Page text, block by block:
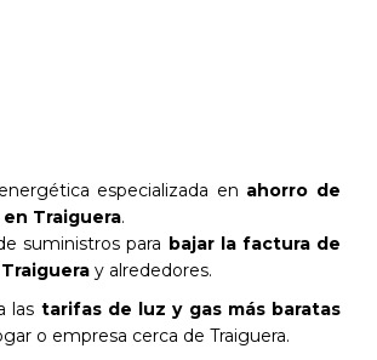
especializada en ahorro de
en Traiguera.
suministros para bajar la factura de
y alrededores.
las tarifas de luz y gas más baratas
o empresa cerca de Traiguera.